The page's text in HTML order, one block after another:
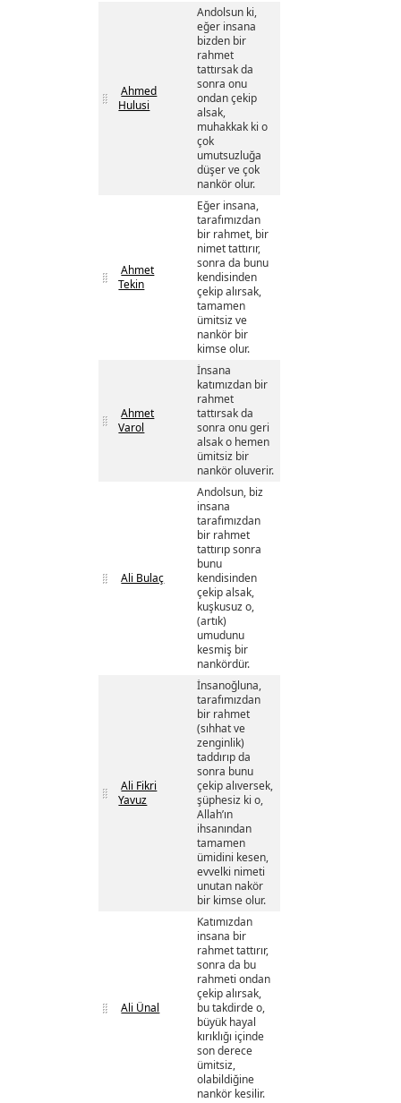
Ahmed
Hulusi
Andolsun ki,
eğer insana
bizden bir
rahmet
tattırsak da
sonra onu
ondan çekip
alsak,
muhakkak ki o
çok
umutsuzluğa
düşer ve çok
nankör olur.
Ahmet
Tekin
Eğer insana,
tarafımızdan
bir rahmet, bir
nimet tattırır,
sonra da bunu
kendisinden
çekip alırsak,
tamamen
ümitsiz ve
nankör bir
kimse olur.
Ahmet
Varol
İnsana
katımızdan bir
rahmet
tattırsak da
sonra onu geri
alsak o hemen
ümitsiz bir
nankör oluverir.
Ali Bulaç
Andolsun, biz
insana
tarafımızdan
bir rahmet
tattırıp sonra
bunu
kendisinden
çekip alsak,
kuşkusuz o,
(artık)
umudunu
kesmiş bir
nankördür.
Ali Fikri
Yavuz
İnsanoğluna,
tarafımızdan
bir rahmet
(sıhhat ve
zenginlik)
taddırıp da
sonra bunu
çekip alıversek,
şüphesiz ki o,
Allah’ın
ihsanından
tamamen
ümidini kesen,
evvelki nimeti
unutan nakör
bir kimse olur.
Ali Ünal
Katımızdan
insana bir
rahmet tattırır,
sonra da bu
rahmeti ondan
çekip alırsak,
bu takdirde o,
büyük hayal
kırıklığı içinde
son derece
ümitsiz,
olabildiğine
nankör kesilir.